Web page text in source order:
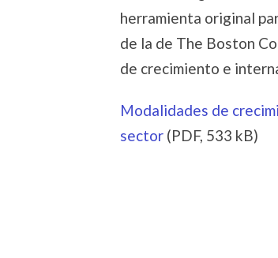
herramienta original
de la de The Boston
de crecimiento e
Modalidades de
sector (PDF, 533 kB)